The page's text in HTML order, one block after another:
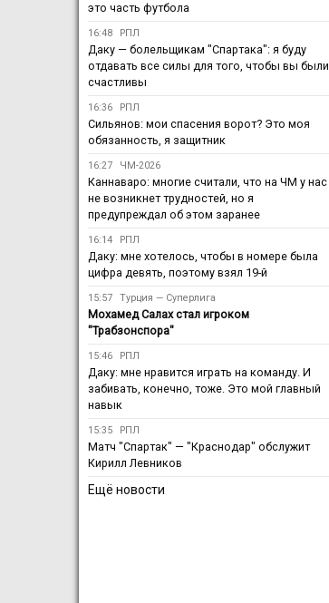
это часть футбола
16:48 РПЛ
Даку — болельщикам "Спартака": я буду
отдавать все силы для того, чтобы вы были
счастливы
16:36 РПЛ
Сильянов: мои спасения ворот? Это моя
обязанность, я защитник
16:27 ЧМ-2026
Каннаваро: многие считали, что на ЧМ у нас
не возникнет трудностей, но я
предупреждал об этом заранее
16:14 РПЛ
Даку: мне хотелось, чтобы в номере была
цифра девять, поэтому взял 19-й
15:57 Турция — Суперлига
Мохамед Салах стал игроком
"Трабзонспора"
15:46 РПЛ
Даку: мне нравится играть на команду. И
забивать, конечно, тоже. Это мой главный
навык
15:35 РПЛ
Матч "Спартак" — "Краснодар" обслужит
Кирилл Левников
Ещё новости